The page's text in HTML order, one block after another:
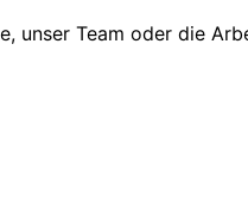
unser Team oder die